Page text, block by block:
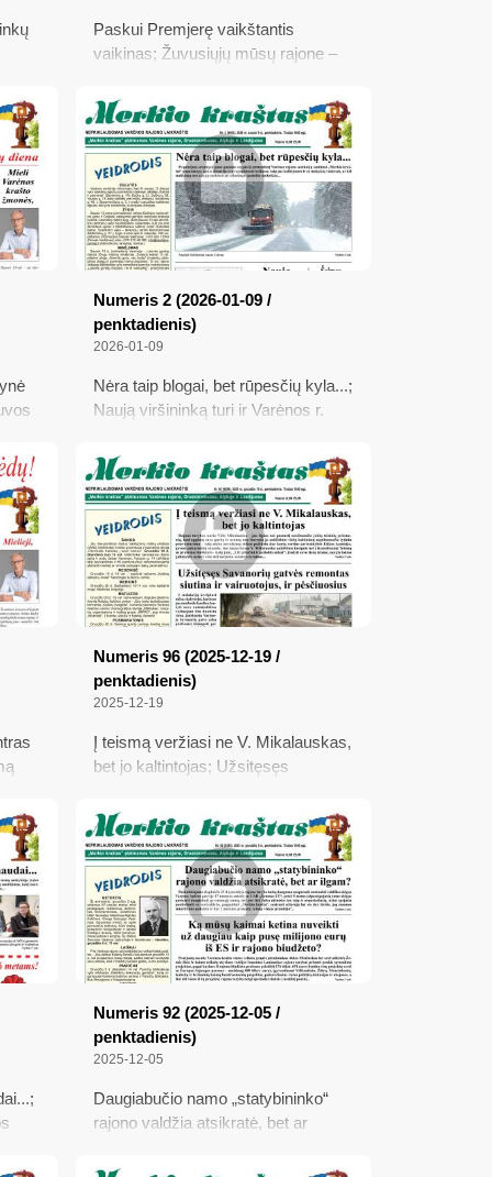
Paskui Premjerę vaikštantis
vaikinas; Žuvusiųjų mūsų rajone –
Ieškojom Antaninos, radom Adelę;
Nustatytas tragiškos avarijos
kaltininkas – miręs
Numeris 2 (2026-01-09 /
penktadienis)
2026-01-09
Nėra taip blogai, bet rūpesčių kyla...;
Naują viršininką turi ir Varėnos r.
Baltarusijos tebeskraido; Šeimos
gydytojai turės daugiau galimybių
savarankiškai diagnozuoti ligas
Numeris 96 (2025-12-19 /
penktadienis)
2025-12-19
Į teismą veržiasi ne V. Mikalauskas,
bet jo kaltintojas; Užsitęsęs
ir vairuotojus, ir pėsčiuosius;
Svarstant biudžetą,
socialdemokratai ir vėl apsimelavo:
spjovė kultūrai į veidą
Numeris 92 (2025-12-05 /
penktadienis)
2025-12-05
Daugiabučio namo „statybininko“
rajono valdžia atsikratė, bet ar
nuveikti už daugiau kaip pusę